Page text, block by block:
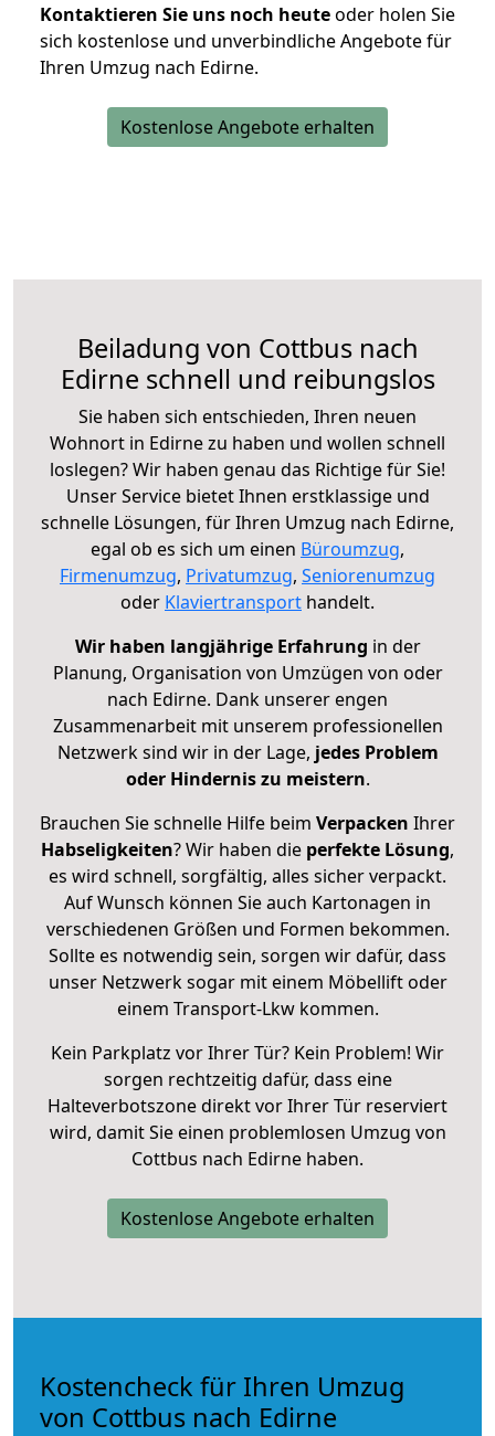
Kontaktieren Sie uns noch heuteoder holen Sie
sich kostenlose und unverbindliche Angebote für
Ihren Umzug nach Edirne.
Kostenlose Angebote erhalten
Beiladung von Cottbus nach
Edirne schnell und reibungslos
Sie haben sich entschieden, Ihren neuen
Wohnort in Edirne zu haben und wollen schnell
loslegen? Wir haben genau das Richtige für Sie!
Unser Service bietet Ihnen erstklassige und
schnelle Lösungen, für Ihren Umzug nach Edirne,
egal ob es sich um einen Büroumzug,
Firmenumzug, Privatumzug, Seniorenumzug
oder Klaviertransport handelt.
Wir haben langjährige Erfahrung in der
Planung, Organisation von Umzügen von oder
nach Edirne. Dank unserer engen
Zusammenarbeit mit unserem professionellen
Netzwerk sind wir in der Lage, jedes Problem
oder Hindernis zu meistern.
Brauchen Sie schnelle Hilfe beim Verpacken Ihrer
Habseligkeiten? Wir haben die perfekte Lösung,
es wird schnell, sorgfältig, alles sicher verpackt.
Auf Wunsch können Sie auch Kartonagen in
verschiedenen Größen und Formen bekommen.
Sollte es notwendig sein, sorgen wir dafür, dass
unser Netzwerk sogar mit einem Möbellift oder
einem Transport-Lkw kommen.
Kein Parkplatz vor Ihrer Tür? Kein Problem! Wir
sorgen rechtzeitig dafür, dass eine
Halteverbotszone direkt vor Ihrer Tür reserviert
wird, damit Sie einen problemlosen Umzug von
Cottbus nach Edirne haben.
Kostenlose Angebote erhalten
Kostencheck für Ihren Umzug
von Cottbus nach Edirne